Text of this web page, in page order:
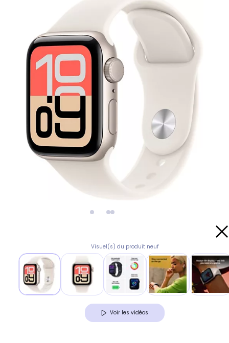
Visuel(s) du produit neuf
Voir les vidéos